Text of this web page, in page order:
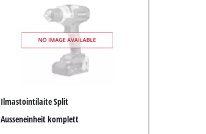
Ilmastointilaite Split
Ausseneinheit komplett